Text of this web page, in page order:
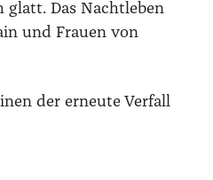
Das Nacht­le­ben
und Frau­en von
der erneu­te Ver­fall